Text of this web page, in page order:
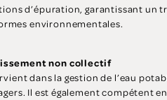
d’épuration, garantissant un
environnementales.
non collectif
dans la gestion de l’eau
Il est également compétent